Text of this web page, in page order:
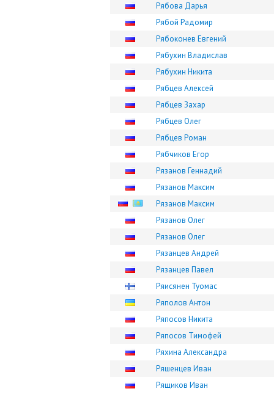
Рябова Дарья
Рябой Радомир
Рябоконев Евгений
Рябухин Владислав
Рябухин Никита
Рябцев Алексей
Рябцев Захар
Рябцев Олег
Рябцев Роман
Рябчиков Егор
Рязанов Геннадий
Рязанов Максим
Рязанов Максим
Рязанов Олег
Рязанов Олег
Рязанцев Андрей
Рязанцев Павел
Ряисянен Туомас
Ряполов Антон
Ряпосов Никита
Ряпосов Тимофей
Ряхина Александра
Ряшенцев Иван
Рящиков Иван